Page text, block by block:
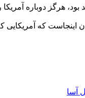
هرگز دوباره آمریکا‌
که آمریکایی